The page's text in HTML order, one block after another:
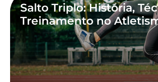
Salto Triplo: História,
Treinamento no